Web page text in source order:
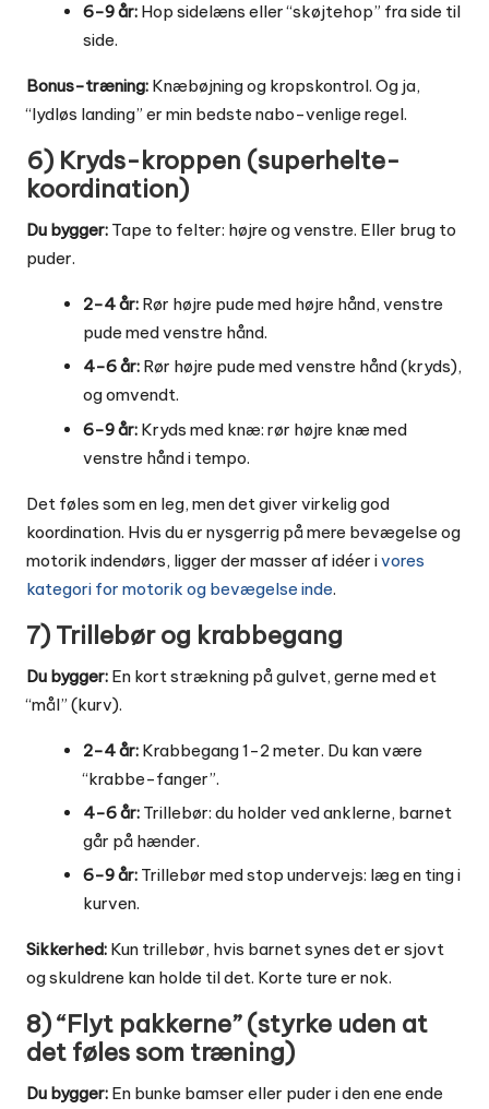
6-9 år: Hop sidelæns eller “skøjtehop” fra side til
side.
Bonus-træning: Knæbøjning og kropskontrol. Og ja,
“lydløs landing” er min bedste nabo-venlige regel.
6) Kryds-kroppen (superhelte-
koordination)
Du bygger: Tape to felter: højre og venstre. Eller brug to
puder.
2-4 år: Rør højre pude med højre hånd, venstre
pude med venstre hånd.
4-6 år: Rør højre pude med venstre hånd (kryds),
og omvendt.
6-9 år: Kryds med knæ: rør højre knæ med
venstre hånd i tempo.
Det føles som en leg, men det giver virkelig god
koordination. Hvis du er nysgerrig på mere bevægelse og
motorik indendørs, ligger der masser af idéer ivores
kategori for motorik og bevægelse inde.
7) Trillebør og krabbegang
Du bygger: En kort strækning på gulvet, gerne med et
“mål” (kurv).
2-4 år: Krabbegang 1-2 meter. Du kan være
“krabbe-fanger”.
4-6 år: Trillebør: du holder ved anklerne, barnet
går på hænder.
6-9 år: Trillebør med stop undervejs: læg en ting i
kurven.
Sikkerhed: Kun trillebør, hvis barnet synes det er sjovt
og skuldrene kan holde til det. Korte ture er nok.
8) “Flyt pakkerne” (styrke uden at
det føles som træning)
Du bygger: En bunke bamser eller puder i den ene ende